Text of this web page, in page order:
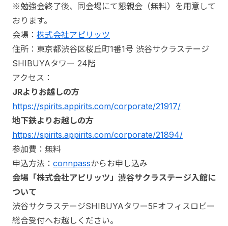
※勉強会終了後、同会場にて懇親会（無料）を用意して
おります。
会場： 株式会社アピリッツ
住所：東京都渋谷区桜丘町1番1号 渋谷サクラステージ
SHIBUYAタワー 24階
アクセス：
JRよりお越しの方
https://spirits.appirits.com/corporate/21917/
地下鉄よりお越しの方
https://spirits.appirits.com/corporate/21894/
参加費：無料
申込方法： connpassからお申し込み
会場「株式会社アピリッツ」渋谷サクラステージ入館に
ついて
渋谷サクラステージSHIBUYAタワー5Fオフィスロビー
総合受付へお越しください。